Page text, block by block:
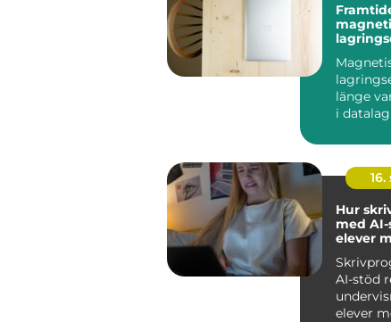
länge
i
16.
Hur
med
elever
AI-stöd
elever